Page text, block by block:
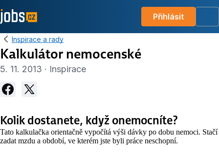
Přihlásit
Inspirace a rady
Kalkulátor nemocenské
5. 11. 2013 · Inspirace
Kolik dostanete, když onemocníte?
Tato kalkulačka orientačně vypočítá výši dávky po dobu nemoci. Stačí
zadat mzdu a období, ve kterém jste byli práce neschopní.